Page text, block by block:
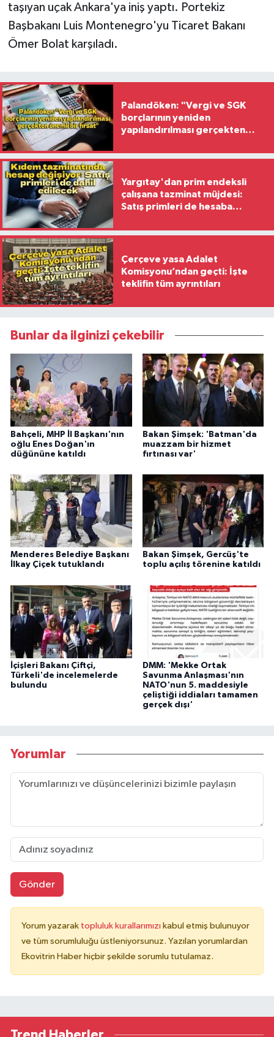
taşıyan uçak Ankara'ya iniş yaptı. Portekiz
Başbakanı Luis Montenegro'yu Ticaret Bakanı
Ömer Bolat karşıladı.
Palandöken: "Vergi ve SGK
borçlarının yeniden
yapılandırılması gerçekten
Yargıtay'dan prim endeksli
çalışana tazminat müjdesi:
Satış primleri de hesaba
Çerçeve yasa Adalet
Komisyonu’ndan geçti: İşte
teklifin tüm ayrıntıları
Bunlar da ilginizi çekebilir
Bahçeli, MHP İl Başkanı'nın
oğlu Enes Doğan'ın
düğününe katıldı
Bakan Şimşek: 'Batman'da
muazzam bir hizmet
fırtınası var'
Menderes Belediye Başkanı
İlkay Çiçek tutuklandı
Bakan Şimşek, Gercüş'te
toplu açılış törenine katıldı
İçişleri Bakanı Çiftçi,
Türkeli'de incelemelerde
bulundu
DMM: 'Mekke Ortak
Savunma Anlaşması'nın
NATO'nun 5. maddesiyle
çeliştiği iddiaları tamamen
gerçek dışı'
Yorumlar
Gönder
Yorum yazarak topluluk kurallarımızı kabul etmiş bulunuyor
ve tüm sorumluluğu üstleniyorsunuz. Yazılan yorumlardan
Ekovitrin Haber hiçbir şekilde sorumlu tutulamaz.